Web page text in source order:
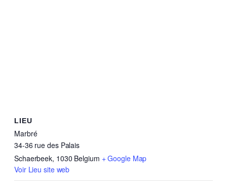
LIEU
Marbré
34-36 rue des Palais
Schaerbeek, 1030 Belgium + Google Map
Voir Lieu site web